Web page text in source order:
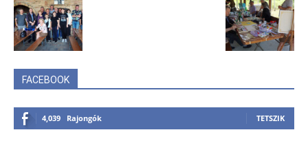
FACEBOOK
4,039 Rajongók TETSZIK